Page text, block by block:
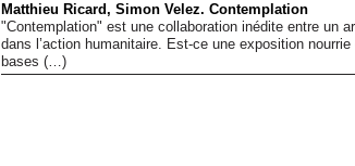
Matthieu Ricard, Simon Velez. Contemplation
"Contemplation" est une collaboration inédite entre un
dans l’action humanitaire. Est-ce une exposition
bases (…)